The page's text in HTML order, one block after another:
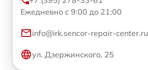
Ежедневно с 9:00 до 21:00
info@irk.sencor-repair-center.ru
ул. Дзержинского, 25